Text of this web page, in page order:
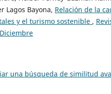
Lagos Bayona, Relación de la
y el turismo sostenible ,
una búsqueda de similitud